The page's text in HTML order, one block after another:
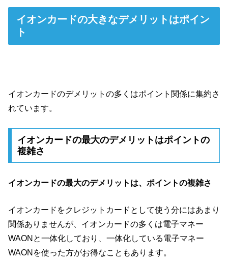
イオンカードの大きなデメリットはポイン
ト
イオンカードのデメリットの多くはポイント関係に集約さ
れています。
イオンカードの最大のデメリットはポイントの
複雑さ
イオンカードの最大のデメリットは、ポイントの複雑さ
イオンカードをクレジットカードとして使う分にはあまり
関係ありませんが、イオンカードの多くは電子マネー
WAONと一体化しており、一体化している電子マネー
WAONを使った方がお得なこともあります。